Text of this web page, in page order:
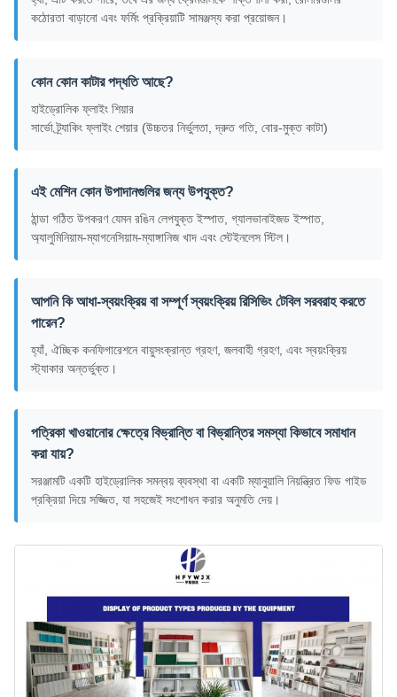
কঠোরতা বাড়ানো এবং ফর্মিং প্রক্রিয়াটি সামঞ্জস্য করা প্রয়োজন।
কোন কোন কাটার পদ্ধতি আছে?
হাইড্রোলিক ফ্লাইং শিয়ার
সার্ভো ট্র্যাকিং ফ্লাইং শেয়ার (উচ্চতর নির্ভুলতা, দ্রুত গতি, বোর-মুক্ত কাটা)
এই মেশিন কোন উপাদানগুলির জন্য উপযুক্ত?
ঠান্ডা গঠিত উপকরণ যেমন রঙিন লেপযুক্ত ইস্পাত, গ্যালভানাইজড ইস্পাত,
অ্যালুমিনিয়াম-ম্যাগনেসিয়াম-ম্যাঙ্গানিজ খাদ এবং স্টেইনলেস স্টিল।
আপনি কি আধা-স্বয়ংক্রিয় বা সম্পূর্ণ স্বয়ংক্রিয় রিসিভিং টেবিল সরবরাহ করতে
পারেন?
হ্যাঁ, ঐচ্ছিক কনফিগারেশনে বায়ুসংক্রান্ত গ্রহণ, জলবাহী গ্রহণ, এবং স্বয়ংক্রিয়
স্ট্যাকার অন্তর্ভুক্ত।
পত্রিকা খাওয়ানোর ক্ষেত্রে বিভ্রান্তি বা বিভ্রান্তির সমস্যা কিভাবে সমাধান
করা যায়?
সরঞ্জামটি একটি হাইড্রোলিক সমন্বয় ব্যবস্থা বা একটি ম্যানুয়ালি নিয়ন্ত্রিত ফিড গাইড
প্রক্রিয়া দিয়ে সজ্জিত, যা সহজেই সংশোধন করার অনুমতি দেয়।